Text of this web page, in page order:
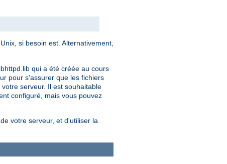
si besoin est. Alternativement,
qui a été créée au cours
pour s'assurer que les fichiers
serveur. Il est souhaitable
configuré, mais vous pouvez
votre serveur, et d'utiliser la